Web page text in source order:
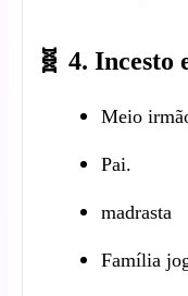
🧬 4. Incesto
Meio
Pai.
madrasta
Família